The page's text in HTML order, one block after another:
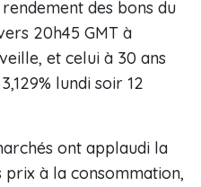
des bons du
20h45 GMT à
et celui à 30 ans
lundi soir 12
ont applaudi la
prix à la consommation,